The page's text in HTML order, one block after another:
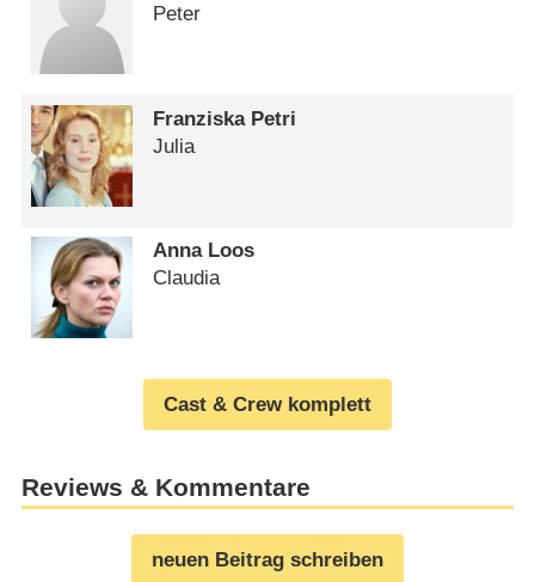
Peter
Franziska Petri
Julia
Anna Loos
Claudia
Cast & Crew komplett
Reviews & Kommentare
neuen Beitrag schreiben